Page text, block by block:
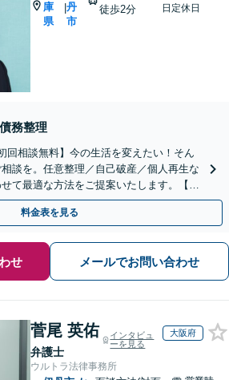
庫
県
|丹
市
徒歩2分
日定休日
務整理
回相談無料】今の生活を変えたい！そん
談を。任意整理／自己破産／個人再生な
て最適な方法をご提案いたします。【夜
面談可】
料金表を見る
せ メールでお問い合わせ
菅尾 英佑
弁護士
インタビュ
ーを見る
大阪府
ウルトラ法律事務所